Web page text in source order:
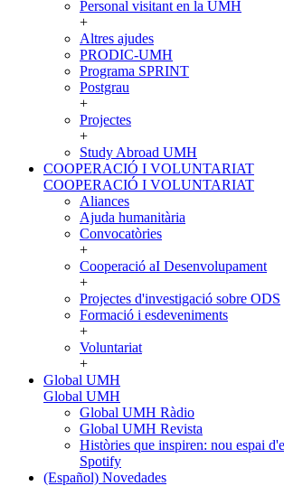
Personal visitant en la UMH
+
Altres ajudes
PRODIC-UMH
Programa SPRINT
Postgrau
+
Projectes
+
Study Abroad UMH
COOPERACIÓ I VOLUNTARIAT
COOPERACIÓ I VOLUNTARIAT
Aliances
Ajuda humanitària
Convocatòries
+
Cooperació aI Desenvolupament
+
Projectes d'investigació sobre ODS
Formació i esdeveniments
+
Voluntariat
+
Global UMH
Global UMH
Global UMH Ràdio
Global UMH Revista
Històries que inspiren: nou espai
Spotify
(Español) Novedades